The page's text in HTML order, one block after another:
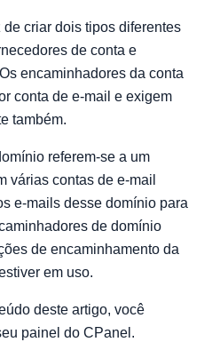
criar dois tipos diferentes
de conta e
encaminhadores da conta
conta de e-mail e exigem
também.
referem-se a um
várias contas de e-mail
e-mails desse domínio para
de domínio
de encaminhamento da
em uso.
deste artigo, você
painel do CPanel.